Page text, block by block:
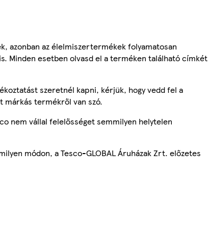
azonban az élelmiszertermékek folyamatosan
Minden esetben olvasd el a terméken található címkét
szeretnél kapni, kérjük, hogy vedd fel a
márkás termékről van szó.
nem vállal felelősséget semmilyen helytelen
módon, a Tesco-GLOBAL Áruházak Zrt. előzetes